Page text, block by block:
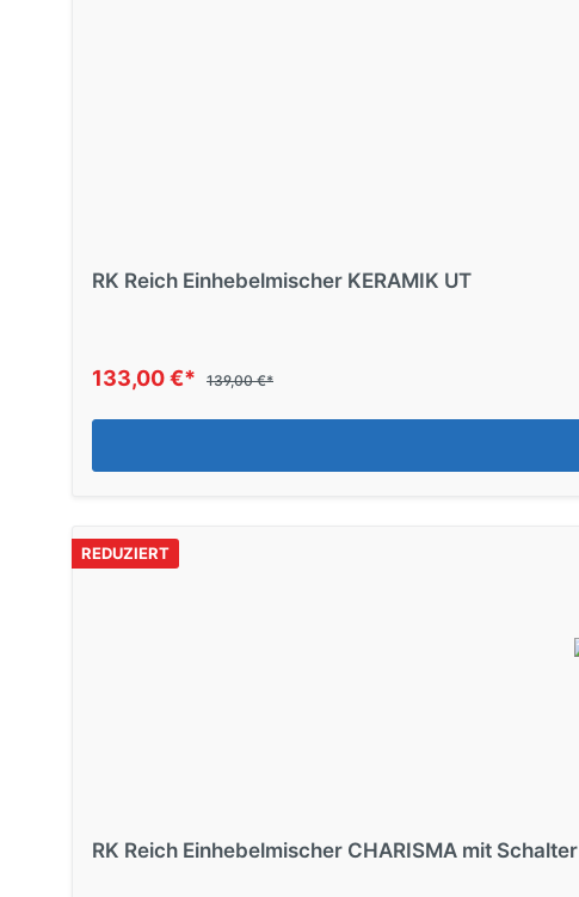
RK Reich Einhebelmischer KERAMIK UT
133,00 €* 139,00 €*
REDUZIERT
RK Reich Einhebelmischer CHARISMA mit Schalter